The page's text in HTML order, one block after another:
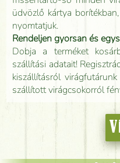
üdvözlő kártya
nyomtatjuk.
Rendeljen gyorsan és
Dobja a terméket
szállítási adatait!
kiszállításról
szállított virágcsokorról